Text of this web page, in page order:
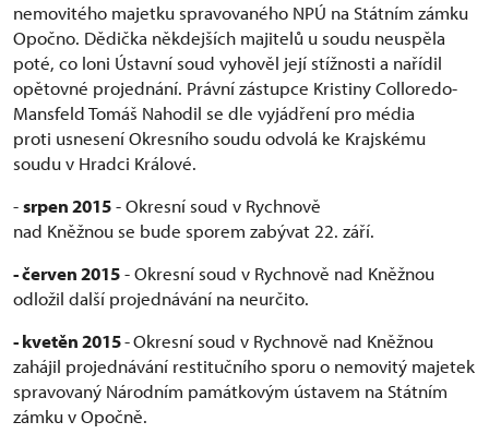
nemovitého majetku spravovaného NPÚ na Státním zámku
Opočno. Dědička někdejších majitelů u soudu neuspěla
poté, co loni Ústavní soud vyhověl její stížnosti a nařídil
opětovné projednání. Právní zástupce Kristiny Colloredo-
Mansfeld Tomáš Nahodil se dle vyjádření pro média
proti usnesení Okresního soudu odvolá ke Krajskému
soudu v Hradci Králové.
-srpen 2015- Okresní soud v Rychnově
nad Kněžnou se bude sporem zabývat 22. září.
- červen 2015- Okresní soud v Rychnově nad Kněžnou
odložil další projednávání na neurčito.
- kvetěn 2015-Okresní soud v Rychnově nad Kněžnou
zahájil projednávání restitučního sporu o nemovitý majetek
spravovaný Národním památkovým ústavem na Státním
zámku v Opočně.